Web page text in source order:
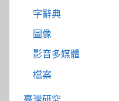
字辭典
圖像
影音多媒體
檔案